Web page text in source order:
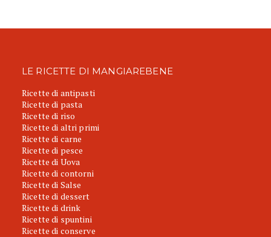
LE RICETTE DI MANGIAREBENE
Ricette di antipasti
Ricette di pasta
Ricette di riso
Ricette di altri primi
Ricette di carne
Ricette di pesce
Ricette di Uova
Ricette di contorni
Ricette di Salse
Ricette di dessert
Ricette di drink
Ricette di spuntini
Ricette di conserve